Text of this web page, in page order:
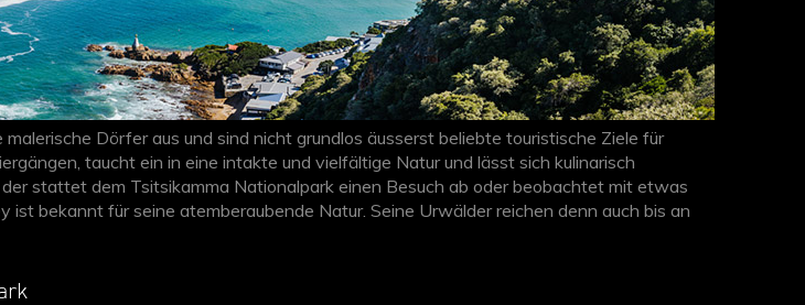
Dörfer aus und sind nicht grundlos äusserst beliebte touristische Ziele für
taucht ein in eine intakte und vielfältige Natur und lässt sich kulinarisch
stattet dem Tsitsikamma Nationalpark einen Besuch ab oder beobachtet mit etwas
bekannt für seine atemberaubende Natur. Seine Urwälder reichen denn auch bis an